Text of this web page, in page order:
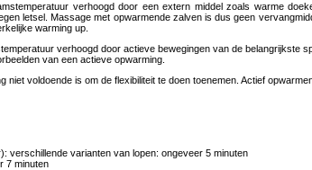
verhoogd door een extern middel zoals warme
letsel. Massage met opwarmende zalven is dus geen
warming up.
verhoogd door actieve bewegingen van de belangrijkste
van een actieve opwarming.
voldoende is om de flexibiliteit te doen toenemen. Actief
verschillende varianten van lopen: ongeveer 5 minuten
7 minuten